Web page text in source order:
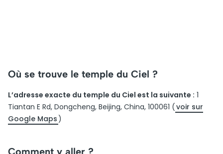
Où se trouve le temple du Ciel ?
L’adresse exacte du temple du Ciel est la suivante : 1
Tiantan E Rd, Dongcheng, Beijing, China, 100061 (voir sur
Google Maps )
Comment y aller ?